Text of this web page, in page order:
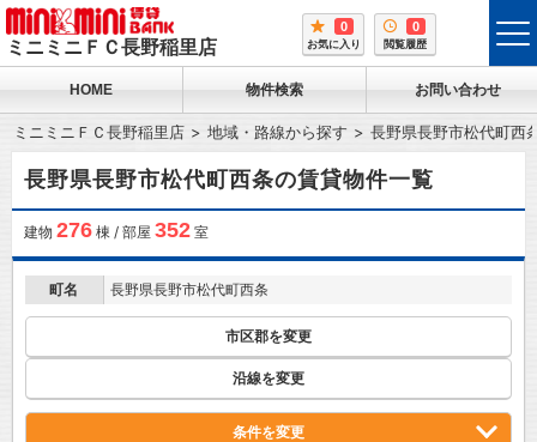
ミニミニＦＣ長野稲里店
0
お気に入り
0
閲覧履歴
HOME 物件検索 お問い合わせ
ミニミニＦＣ長野稲里店 地域・路線から探す 長野県長野市松代町西
長野県長野市松代町西条の賃貸物件一覧
建物 276棟 / 部屋 352室
町名 長野県長野市松代町西条
市区郡を変更
沿線を変更
条件を変更